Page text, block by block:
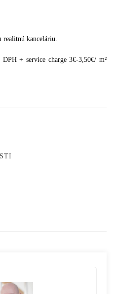
realitnú kanceláriu.
+ service charge 3€-3,50€/ m²